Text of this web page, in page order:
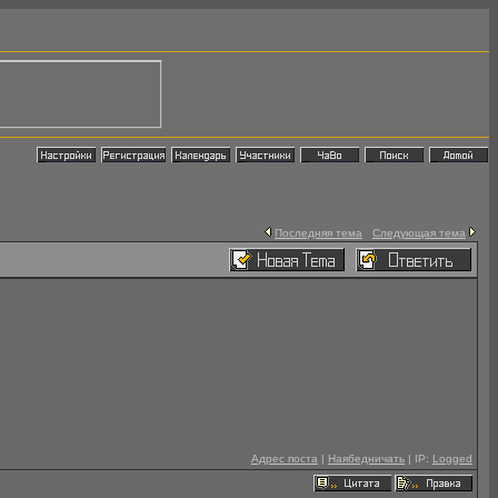
Последняя тема Следующая тема
Адрес поста | Наябедничать | IP: Logged